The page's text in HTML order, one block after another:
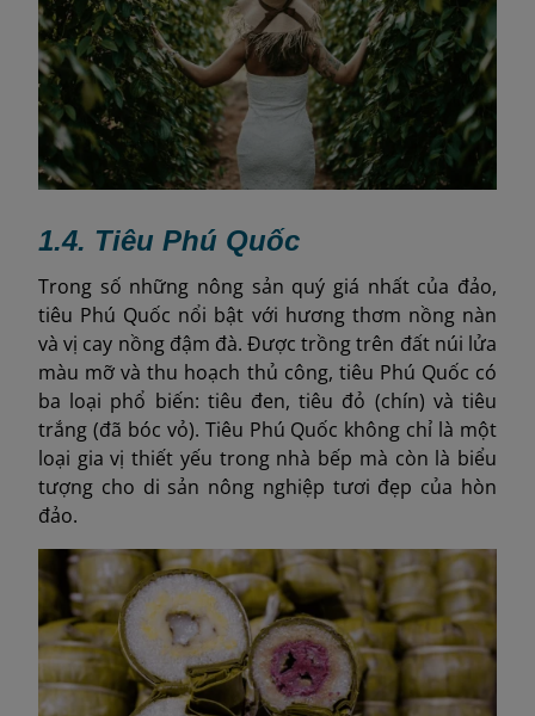
1.4. Tiêu Phú Quốc
Trong số những nông sản quý giá nhất của đảo,
tiêu Phú Quốc nổi bật với hương thơm nồng nàn
và vị cay nồng đậm đà. Được trồng trên đất núi lửa
màu mỡ và thu hoạch thủ công, tiêu Phú Quốc có
ba loại phổ biến: tiêu đen, tiêu đỏ (chín) và tiêu
trắng (đã bóc vỏ). Tiêu Phú Quốc không chỉ là một
loại gia vị thiết yếu trong nhà bếp mà còn là biểu
tượng cho di sản nông nghiệp tươi đẹp của hòn
đảo.